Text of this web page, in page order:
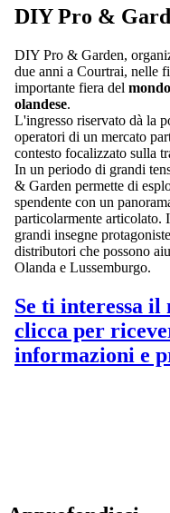
DIY Pro &
DIY Pro & Garden,
due anni a Courtrai, nelle
importante fiera del
olandese.
L'ingresso riservato dà la
operatori di un mercato
contesto focalizzato sulla
In un periodo di grandi
& Garden permette di
spendente con un
particolarmente articolato.
grandi insegne
distributori che possono
Olanda e Lussemburgo.
Se ti interessa
clicca per
informazioni e